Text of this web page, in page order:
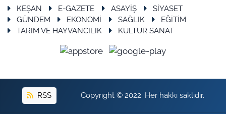
KEŞAN E-GAZETE ASAYİŞ
SİYASET
GÜNDEM
EKONOMİ SAĞLIK
EĞİTİM
TARIM VE HAYVANCILIK
KÜLTÜR SANAT
RSS Copyright © 2022. Her hakkı saklıdır.